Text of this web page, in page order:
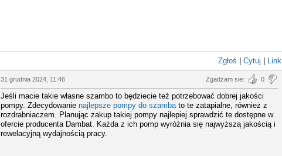
Zgłoś Cytuj Link
31 grudnia 2024, 11:46 Zgadzam sie: 0
Jeśli macie takie własne szambo to będziecie też potrzebować dobrej jakości
pompy. Zdecydowanie najlepsze pompy do szambato te zatapialne, również z
rozdrabniaczem. Planując zakup takiej pompy najlepiej sprawdzić te dostępne w
ofercie producenta Dambat. Każda z ich pomp wyróżnia się najwyższą jakością i
rewelacyjną wydajnością pracy.